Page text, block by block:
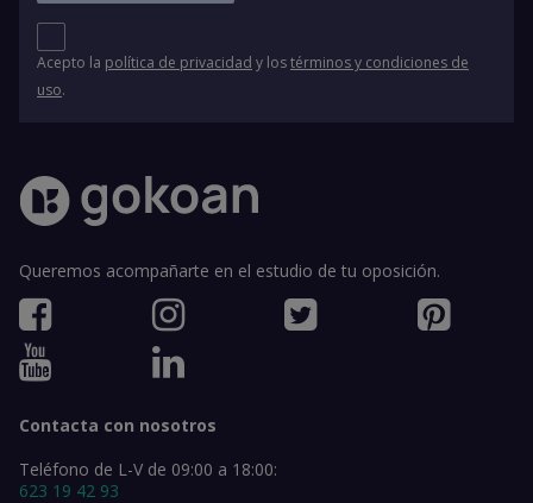
Acepto la política de privacidad y lostérminos y condiciones de
uso.
Queremos acompañarte en el estudio de tu oposición.
Contacta con nosotros
Teléfono de L-V de 09:00 a 18:00:
623 19 42 93